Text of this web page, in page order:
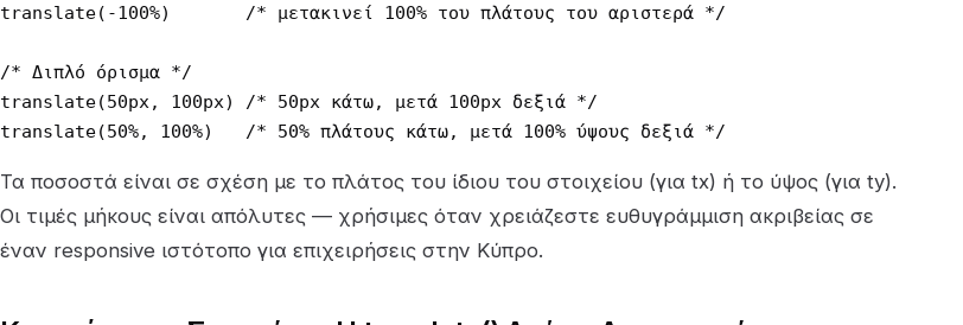
translate(-100%)       /* μετακινεί 100% του πλάτους του αριστερά */
/* Διπλό όρισμα */
translate(50px, 100px) /* 50px κάτω, μετά 100px δεξιά */
translate(50%, 100%)   /* 50% πλάτους κάτω, μετά 100% ύψους δεξιά */
Τα ποσοστά είναι σε σχέση με το πλάτος του ίδιου του στοιχείου (για tx) ή το ύψος (για ty).
Οι τιμές μήκους είναι απόλυτες — χρήσιμες όταν χρειάζεστε ευθυγράμμιση ακριβείας σε
έναν responsive ιστότοπο για επιχειρήσεις στην Κύπρο.